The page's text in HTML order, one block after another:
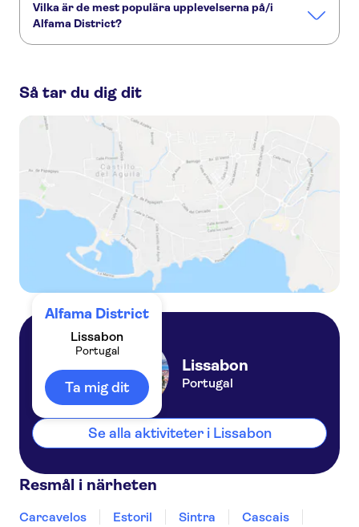
Lissabon Oceanarium
Estádio do Sport Lisboa e Benfica (Estádio da Luz)
Vilka är de mest populära upplevelserna på/i
Alfama District?
Self-guided Discovery Walk in Alfama and Baixa with outdoor art
Old Lisbon tour: Alfama and São Jorge Castle
Lisbon historic highlights guided tour
Best of Lisbon walking tour
Så tar du dig dit
Alfama District
Lissabon
Portugal
Ta mig dit
Lissabon
Portugal
Se alla aktiviteter i Lissabon
Resmål i närheten
Carcavelos Estoril Sintra
Cascais